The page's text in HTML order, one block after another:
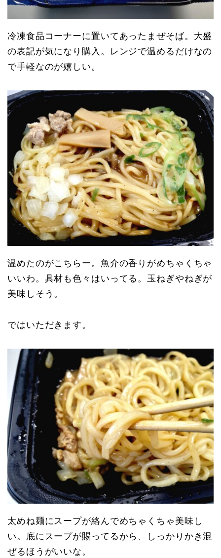
冷凍食品コーナーに置いてあったまぜそば。大盛
の表記が気になり購入。レンジで温めるだけなの
で手軽なのが嬉しい。
温めたのがこちらー。魚介の香りがめちゃくちゃ
いいわ。具材も色々はいってる。玉ねぎやねぎが
美味しそう。
ではいただきます。
太めね麺にスープが絡んでめちゃくちゃ美味し
い。底にスープが賜ってるから、しっかりかき混
ぜるほうがいいな。